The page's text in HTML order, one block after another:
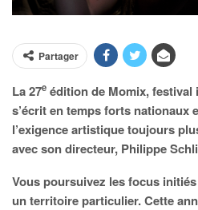
Partager
La 27e édition de Momix,
s’écrit en temps forts nationaux
l’exigence artistique toujours
avec son directeur, Philippe
Vous poursuivez les focus
un territoire particulier. Cette